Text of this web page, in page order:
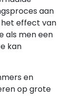
aan
effect van
als men een
kan
en
op grote